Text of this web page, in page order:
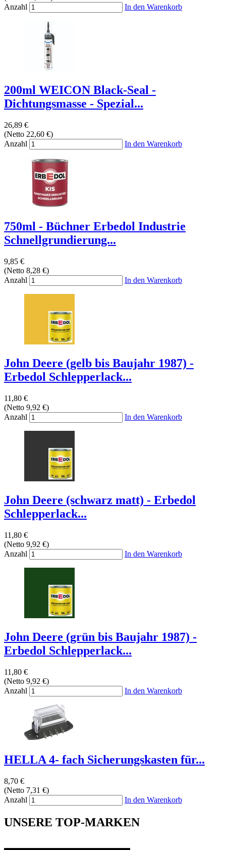
Anzahl
In den Warenkorb
200ml WEICON Black-Seal -
Dichtungsmasse - Spezial...
26,89 €
(Netto 22,60 €)
Anzahl
In den Warenkorb
750ml - Büchner Erbedol Industrie
Schnellgrundierung...
9,85 €
(Netto 8,28 €)
Anzahl
In den Warenkorb
John Deere (gelb bis Baujahr 1987) -
Erbedol Schlepperlack...
11,80 €
(Netto 9,92 €)
Anzahl
In den Warenkorb
John Deere (schwarz matt) - Erbedol
Schlepperlack...
11,80 €
(Netto 9,92 €)
Anzahl
In den Warenkorb
John Deere (grün bis Baujahr 1987) -
Erbedol Schlepperlack...
11,80 €
(Netto 9,92 €)
Anzahl
In den Warenkorb
HELLA 4- fach Sicherungskasten für...
8,70 €
(Netto 7,31 €)
Anzahl
In den Warenkorb
UNSERE TOP-MARKEN